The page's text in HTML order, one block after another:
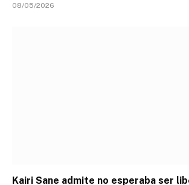
08/05/2026
Kairi Sane admite no esperaba ser